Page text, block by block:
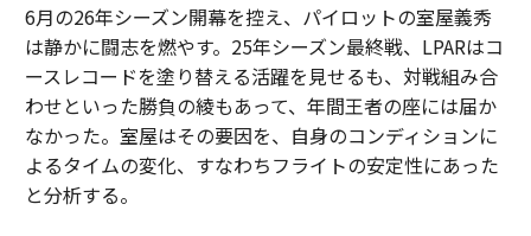
6月の26年シーズン開幕を控え、パイロットの室屋義秀
は静かに闘志を燃やす。25年シーズン最終戦、LPARはコ
ースレコードを塗り替える活躍を見せるも、対戦組み合
わせといった勝負の綾もあって、年間王者の座には届か
なかった。室屋はその要因を、自身のコンディションに
よるタイムの変化、すなわちフライトの安定性にあった
と分析する。